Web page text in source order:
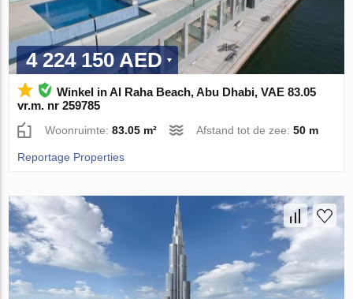
4 224 150 AED
Winkel in Al Raha Beach, Abu Dhabi, VAE 83.05
vr.m. nr 259785
Woonruimte:83.05 m² Afstand tot de zee:50 m
Reportage Properties